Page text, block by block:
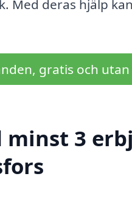
Med deras hjälp
gratis och
minst 3